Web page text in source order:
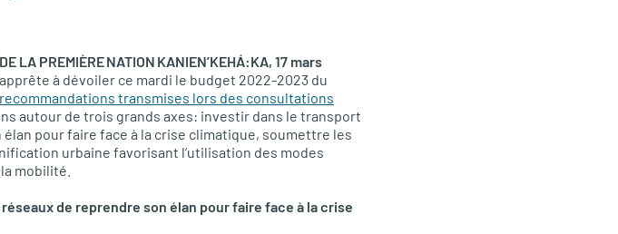
LA PREMIÈRE NATION KANIEN’KEHÁ:KA, 17 mars
à dévoiler ce mardi le budget 2022-2023 du
recommandations transmises lors des consultations
autour de trois grands axes: investir dans le transport
pour faire face à la crise climatique, soumettre les
urbaine favorisant l’utilisation des modes
mobilité.
de reprendre son élan pour faire face à la crise